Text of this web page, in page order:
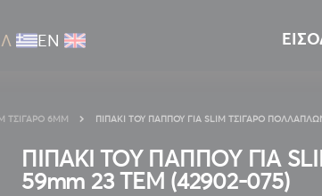
ΕΝ
ΤΣΙΓΆΡΟ 6MM ΠΙΠΑΚΙ ΤΟΥ ΠΑΠΠΟΥ ΓΙΑ SLIM ΤΣΙΓΑΡΟ
ΠΙΠΑΚΙ ΤΟΥ ΠΑΠΠΟΥ ΓΙΑ
59mm 23 ΤΕΜ (42902-075)